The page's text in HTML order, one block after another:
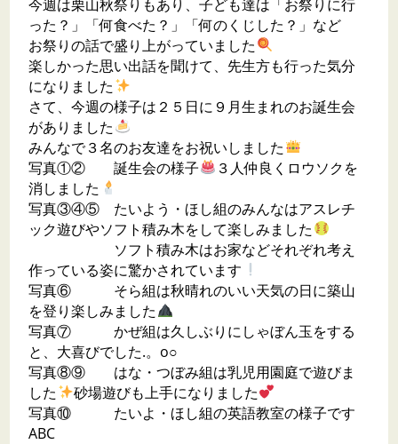
今週は栗山秋祭りもあり、子ども達は「お祭りに行
った？」「何食べた？」「何のくじした？」など
お祭りの話で盛り上がっていました
楽しかった思い出話を聞けて、先生方も行った気分
になりました
さて、今週の様子は２５日に９月生まれのお誕生会
がありました
みんなで３名のお友達をお祝いしました
写真①② 誕生会の様子
３人仲良くロウソクを
消しました
写真③④⑤ たいよう・ほし組のみんなはアスレチ
ック遊びやソフト積み木をして楽しみました
ソフト積み木はお家などそれぞれ考え
作っている姿に驚かされています
写真⑥ そら組は秋晴れのいい天気の日に築山
を登り楽しみました
写真⑦ かぜ組は久しぶりにしゃぼん玉をする
と、大喜びでした.。o○
写真⑧⑨ はな・つぼみ組は乳児用園庭で遊びま
した
砂場遊びも上手になりました
写真⑩ たいよ・ほし組の英語教室の様子です
ABC